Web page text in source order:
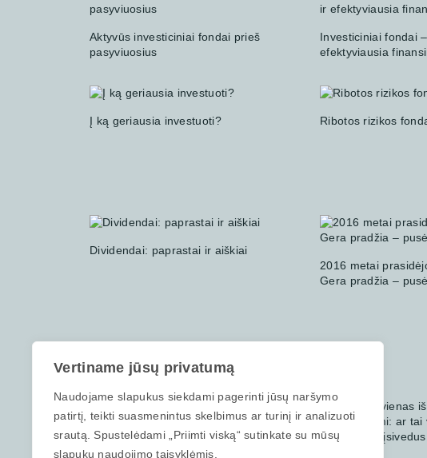
Vertiname jūsų privatumą
Naudojame slapukus siekdami pagerinti jūsų naršymo
patirtį, teikti suasmenintus skelbimus ar turinį ir analizuoti
srautą. Spustelėdami „Priimti viską“ sutinkate su mūsų
slapukų naudojimo taisyklėmis.
Aktyvūs investiciniai fondai prieš
pasyviuosius
Investiciniai fondai
efektyviausia
Į ką geriausia investuoti? Ribotos rizikos
Dividendai: paprastai ir aiškiai
2016 metai
Gera pradžia –
Ar pasitikėjimas savimi padeda